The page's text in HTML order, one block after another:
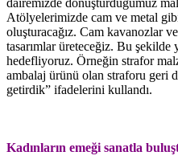
Atölyelerimizde cam ve metal
oluşturacağız. Cam kavanozlar
tasarımlar üreteceğiz. Bu şekilde
hedefliyoruz. Örneğin strafor
ambalaj ürünü olan straforu geri
getirdik” ifadelerini kullandı.
Kadınların emeği sanatla